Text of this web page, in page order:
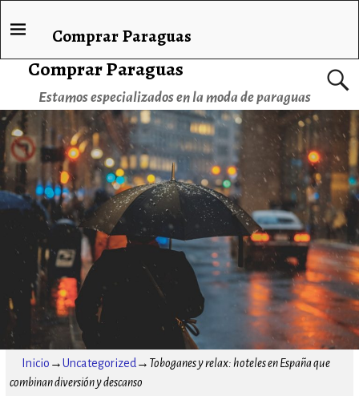
Comprar Paraguas
Estamos especializados en la moda de paraguas
Comprar Paraguas
Inicio →Uncategorized → Toboganes y relax: hoteles en España que
combinan diversión y descanso